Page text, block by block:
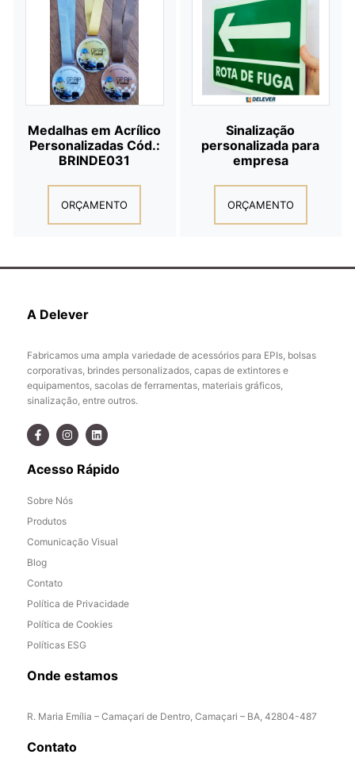
Medalhas em Acrílico
Personalizadas Cód.:
BRINDE031
ORÇAMENTO
Sinalização
personalizada para
empresa
ORÇAMENTO
A Delever
Fabricamos uma ampla variedade de acessórios para EPIs, bolsas
corporativas, brindes personalizados, capas de extintores e
equipamentos, sacolas de ferramentas, materiais gráficos,
sinalização, entre outros.
Acesso Rápido
Sobre Nós
Produtos
Comunicação Visual
Blog
Contato
Política de Privacidade
Política de Cookies
Políticas ESG
Onde estamos
R. Maria Emília – Camaçari de Dentro, Camaçari – BA, 42804-487
Contato